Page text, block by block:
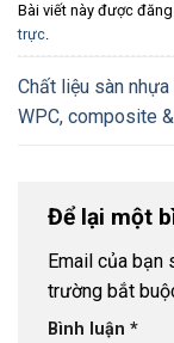
Bài viết này được
trực
Chất liệu sàn
WPC, composite
Để lại một
Email của bạn
trường bắt
Bình luận *